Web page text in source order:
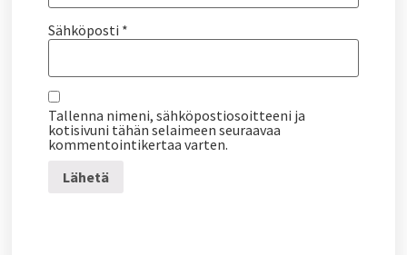
Sähköposti *
Tallenna nimeni, sähköpostiosoitteeni ja
kotisivuni tähän selaimeen seuraavaa
kommentointikertaa varten.